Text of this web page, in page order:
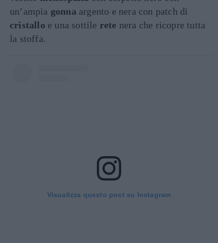
un’ampia gonna argento e nera con patch di
cristallo e una sottile rete nera che ricopre tutta
la stoffa.
Visualizza questo post su Instagram